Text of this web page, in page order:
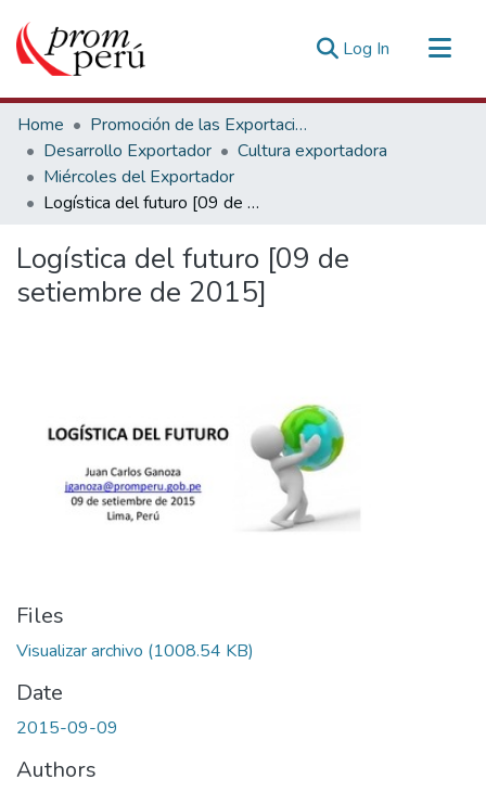
Log In (current)
Communities & Collections
All of DSpace
Statistics
Estadísticas Externas
Home
Promoción de las Exportaciones
Desarrollo Exportador
Cultura exportadora
Miércoles del Exportador
Logística del futuro [09 de setiembre de 2015]
Logística del futuro [09 de
setiembre de 2015]
Files
Visualizar archivo (1008.54 KB)
Date
2015-09-09
Authors